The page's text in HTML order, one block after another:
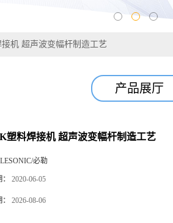
机 超声波变幅杆制造工艺
产品展厅
塑料焊接机 超声波变幅杆制造工艺
必勒
2020-06-05
2026-08-06